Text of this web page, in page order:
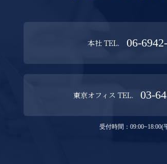
本社 TEL. 06-
東京オフィス TEL. 03-
受付時間：09:00~18:00(